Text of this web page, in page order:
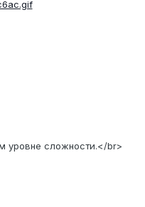
уровне сложности.</br>